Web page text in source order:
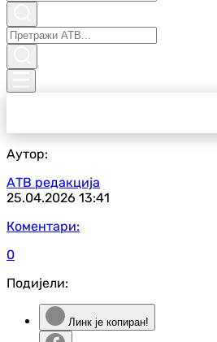
Аутор:
АТВ редакција
25.04.2026 13:41
Коментари:
0
Подијели:
Линк је копиран!